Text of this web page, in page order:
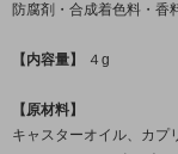
防腐剤・合成着色料・香
【内容量】 ４g
【原材料】
キャスターオイル、カプ